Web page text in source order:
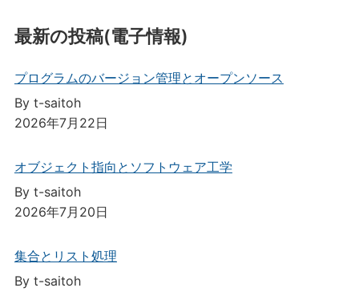
最新の投稿(電子情報)
プログラムのバージョン管理とオープンソース
By t-saitoh
2026年7月22日
オブジェクト指向とソフトウェア工学
By t-saitoh
2026年7月20日
集合とリスト処理
By t-saitoh